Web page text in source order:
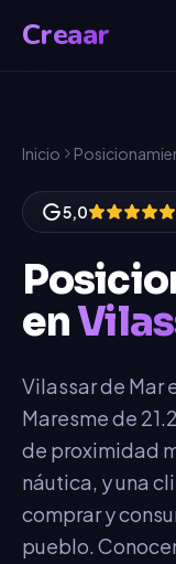
Creaar
Inicio
5,0
en
Vilassar de Mar
Maresme de
de proximidad
náutica, y una
comprar y
pueblo.